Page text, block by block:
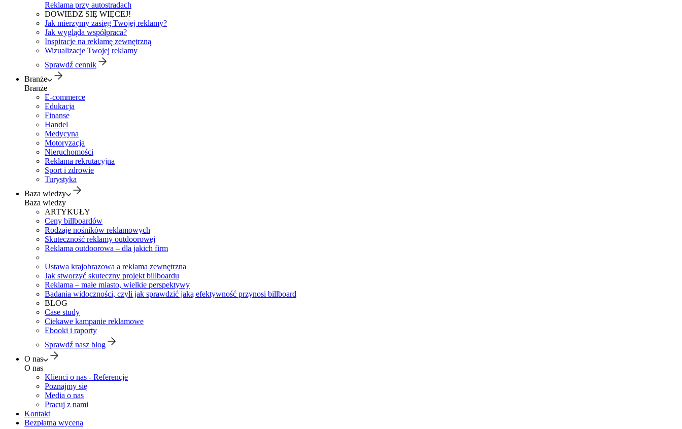
Reklama przy autostradach
DOWIEDZ SIĘ WIĘCEJ!
Jak mierzymy zasięg Twojej reklamy?
Jak wygląda współpraca?
Inspiracje na reklamę zewnętrzną
Wizualizacje Twojej reklamy
Sprawdź cennik
Branże
Branże
E-commerce
Edukacja
Finanse
Handel
Medycyna
Motoryzacja
Nieruchomości
Reklama rekrutacyjna
Sport i zdrowie
Turystyka
Baza wiedzy
Baza wiedzy
ARTYKUŁY
Ceny billboardów
Rodzaje nośników reklamowych
Skuteczność reklamy outdoorowej
Reklama outdoorowa – dla jakich firm
Ustawa krajobrazowa a reklama zewnętrzna
Jak stworzyć skuteczny projekt billboardu
Reklama – małe miasto, wielkie perspektywy
Badania widoczności, czyli jak sprawdzić jaką efektywność przynosi billboard
BLOG
Case study
Ciekawe kampanie reklamowe
Ebooki i raporty
Sprawdź nasz blog
O nas
O nas
Klienci o nas - Referencje
Poznajmy się
Media o nas
Pracuj z nami
Kontakt
Bezpłatna wycena